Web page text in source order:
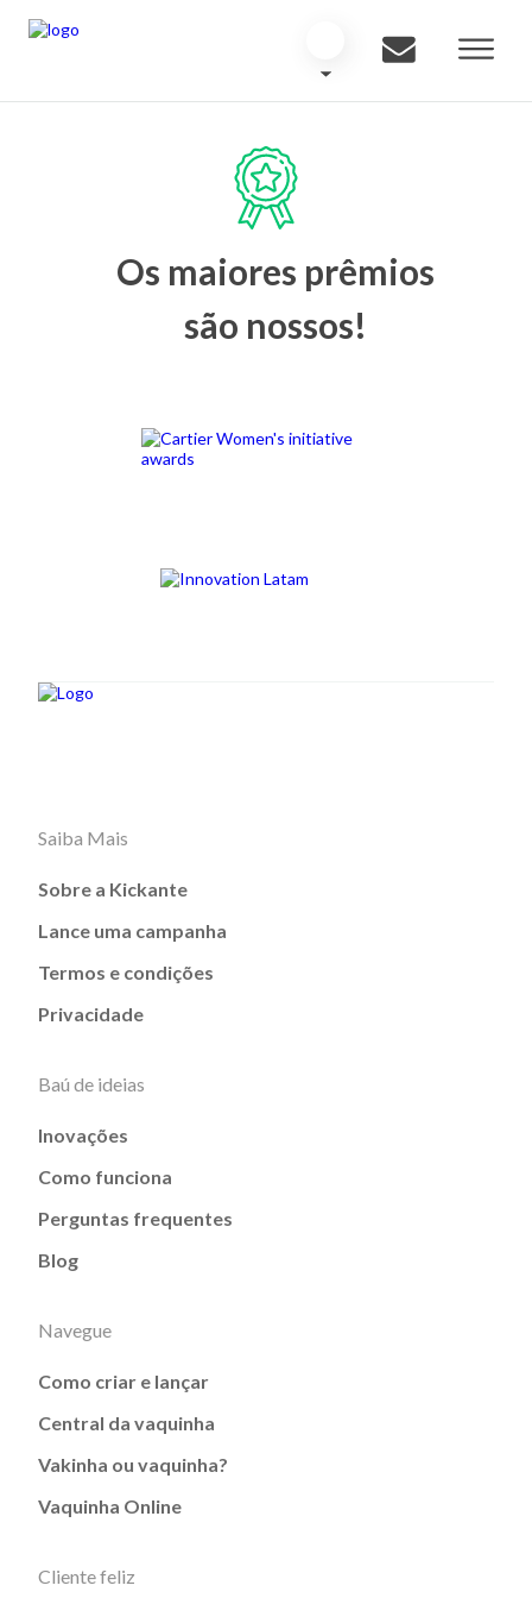
Os maiores prêmios
são nossos!
Saiba Mais
Sobre a Kickante
Lance uma campanha
Termos e condições
Privacidade
Baú de ideias
Inovações
Como funciona
Perguntas frequentes
Blog
Navegue
Como criar e lançar
Central da vaquinha
Vakinha ou vaquinha?
Vaquinha Online
Cliente feliz